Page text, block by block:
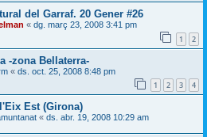
del Garraf. 20 Gener #26
« dg. març 23, 2008 3:41 pm
1 2
-zona Bellaterra-
« ds. oct. 25, 2008 8:48 pm
1 2 3 4
Est (Girona)
« ds. abr. 19, 2008 10:29 am